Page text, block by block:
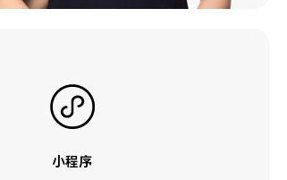
小程序